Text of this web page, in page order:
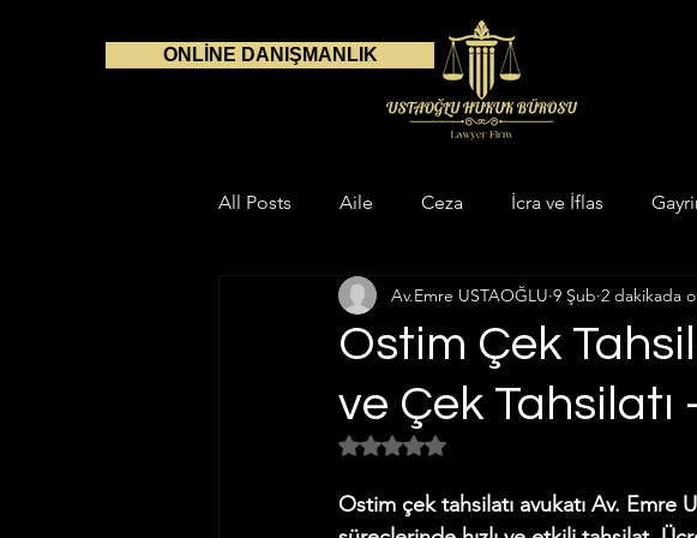
ONLİNE DANIŞMANLIK
All Posts Aile Ceza İcra ve İflas
Danışmanlık Avukat Sin categorizar
Çalışma Alanlarımız Aile Hukuku Enerji
Gayrimenkul Hukuku İnfaz ve Yatar
Ostim Çek
ve Çek Tahsilatı
Av.Emre USTAOĞLU 9 Şub 2 dakikada
5 üzerinden NaN yıldız
Ostim çek tahsilatı avukatı Av. Emre